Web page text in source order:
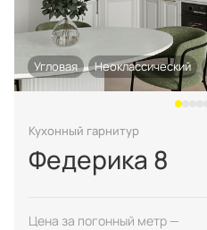
Угловая Неоклассический
Кухонный гарнитур
Федерика 8
Цена за погонный метр —